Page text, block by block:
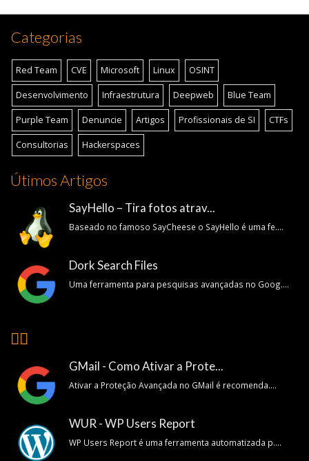
Categorias
Red Team CVE Microsoft Linux OSINT
Desenvolvimento Infraestrutura Deepweb Blue Team
Purple Team Denuncie Artigos Profissionais de SI CTFs
Consultorias Hackerspaces
Útimos Artigos
SayHello – Tira fotos atrav...
Baseado no famoso SayCheese o SayHello é uma fe....
Dork Search Files
Uma ferramenta para pesquisas avançadas no Goog....
👍🏽
GMail - Como Ativar a Prote...
Ativar a Proteção Avançada no GMail é recomenda....
WUR - WP Users Report
WP Users Report é uma ferramenta automatizada p....